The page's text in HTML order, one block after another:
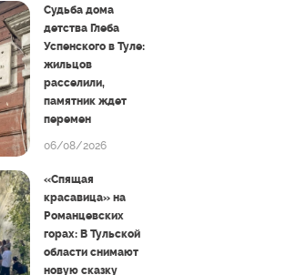
Судьба дома
детства Глеба
Успенского в Туле:
жильцов
расселили,
памятник ждет
перемен
06/08/2026
«Спящая
красавица» на
Романцевских
горах: В Тульской
области снимают
новую сказку